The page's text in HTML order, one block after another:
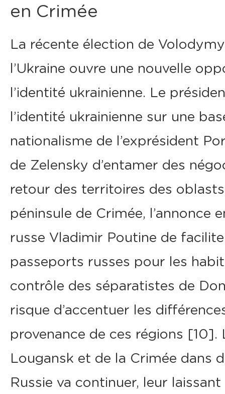
en Crimée
La récente élection de
l’Ukraine ouvre une nouvelle
l’identité ukrainienne. Le
l’identité ukrainienne sur une
nationalisme de l’exprésident
de Zelensky d’entamer des
retour des territoires des
péninsule de Crimée, l’annonce
russe Vladimir Poutine de
passeports russes pour les
contrôle des séparatistes de
risque d’accentuer les
provenance de ces régions [10].
Lougansk et de la Crimée dans
Russie va continuer, leur